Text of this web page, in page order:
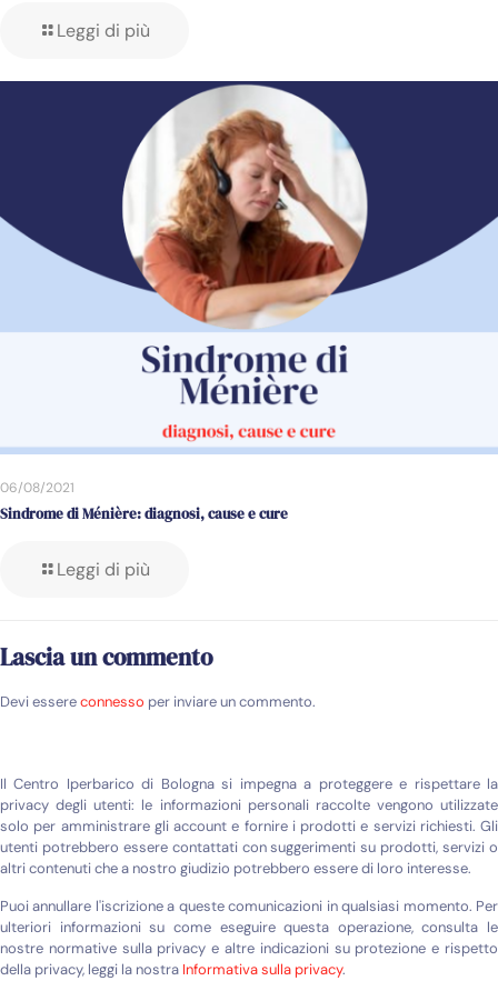
Leggi di più
06/08/2021
Sindrome di Ménière: diagnosi, cause e cure
Leggi di più
Lascia un commento
Devi essereconnesso per inviare un commento.
Il Centro Iperbarico di Bologna si impegna a proteggere e rispettare la
privacy degli utenti: le informazioni personali raccolte vengono utilizzate
solo per amministrare gli account e fornire i prodotti e servizi richiesti. Gli
utenti potrebbero essere contattati con suggerimenti su prodotti, servizi o
altri contenuti che a nostro giudizio potrebbero essere di loro interesse.
Puoi annullare l'iscrizione a queste comunicazioni in qualsiasi momento. Per
ulteriori informazioni su come eseguire questa operazione, consulta le
nostre normative sulla privacy e altre indicazioni su protezione e rispetto
della privacy, leggi la nostra Informativa sulla privacy.